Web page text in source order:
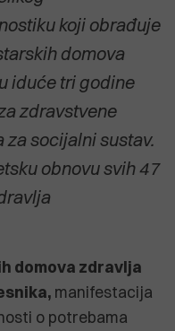
koji obrađuje
domova
iduće tri godine
zdravstvene
za socijalni sustav.
obnovu svih 47
domova zdravlja
manifestacija
o potrebama